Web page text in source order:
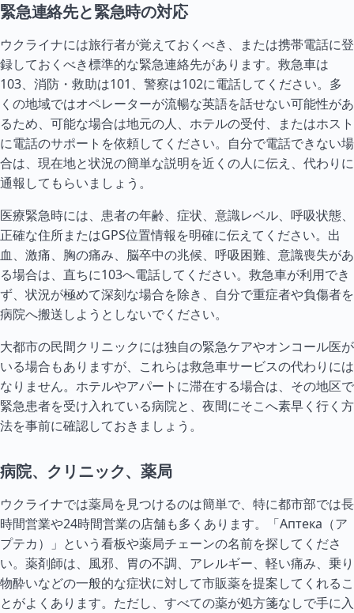
緊急連絡先と緊急時の対応
ウクライナには旅行者が覚えておくべき、または携帯電話に登
録しておくべき標準的な緊急連絡先があります。救急車は
103、消防・救助は101、警察は102に電話してください。多
くの地域ではオペレーターが流暢な英語を話せない可能性があ
るため、可能な場合は地元の人、ホテルの受付、またはホスト
に電話のサポートを依頼してください。自分で電話できない場
合は、現在地と状況の簡単な説明を近くの人に伝え、代わりに
通報してもらいましょう。
医療緊急時には、患者の年齢、症状、意識レベル、呼吸状態、
正確な住所またはGPS位置情報を明確に伝えてください。出
血、激痛、胸の痛み、脳卒中の兆候、呼吸困難、意識喪失があ
る場合は、直ちに103へ電話してください。救急車が利用でき
ず、状況が極めて深刻な場合を除き、自分で重症者や負傷者を
病院へ搬送しようとしないでください。
大都市の民間クリニックには独自の緊急ケアやオンコール医が
いる場合もありますが、これらは救急車サービスの代わりには
なりません。ホテルやアパートに滞在する場合は、その地区で
緊急患者を受け入れている病院と、夜間にそこへ素早く行く方
法を事前に確認しておきましょう。
病院、クリニック、薬局
ウクライナでは薬局を見つけるのは簡単で、特に都市部では長
時間営業や24時間営業の店舗も多くあります。「Аптека（ア
プテカ）」という看板や薬局チェーンの名前を探してくださ
い。薬剤師は、風邪、胃の不調、アレルギー、軽い痛み、乗り
物酔いなどの一般的な症状に対して市販薬を提案してくれるこ
とがよくあります。ただし、すべての薬が処方箋なしで手に入